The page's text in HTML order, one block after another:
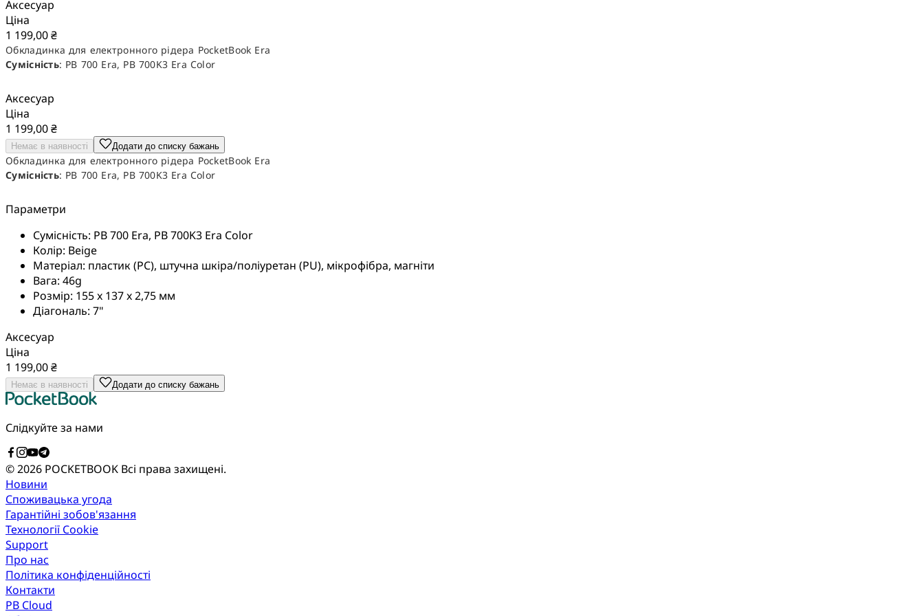
Аксесуар
Ціна
1 199,00 ₴
Обкладинка для електронного рідера PocketBook Era
Сумісність: PB 700 Era, PB 700K3 Era Color
Аксесуар
Ціна
1 199,00 ₴
Немає в наявності Додати до списку бажань
Обкладинка для електронного рідера PocketBook Era
Сумісність: PB 700 Era, PB 700K3 Era Color
Параметри
Сумісність: PB 700 Era, PB 700K3 Era Color
Колір: Beige
Матеріал: пластик (PC), штучна шкіра/поліуретан (PU), мікрофібра, магніти
Вага: 46g
Розмір: 155 x 137 x 2,75 мм
Діагональ: 7"
Аксесуар
Ціна
1 199,00 ₴
Немає в наявності Додати до списку бажань
Слідкуйте за нами
© 2026 POCKETBOOK Всі права захищені.
Новини
Споживацька угода
Гарантійні зобов'язання
Технології Cookie
Support
Про нас
Політика конфіденційності
Контакти
PB Cloud